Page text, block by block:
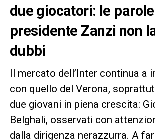
due giocatori: le
presidente Zanzi non
dubbi
Il mercato dell’Inter continua a
con quello del Verona,
due giovani in piena crescita:
Belghali, osservati con
dalla dirigenza nerazzurra. A